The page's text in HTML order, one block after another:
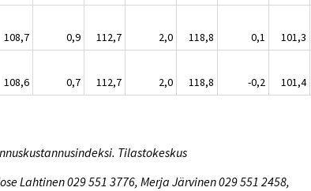
108,7 0,9 112,7 2,0 118,8 0,1 101,3
108,6 0,7 112,7 2,0 118,8 -0,2 101,4
Tilastokeskus
Lahtinen 029 551 3776, Merja Järvinen 029 551 2458,